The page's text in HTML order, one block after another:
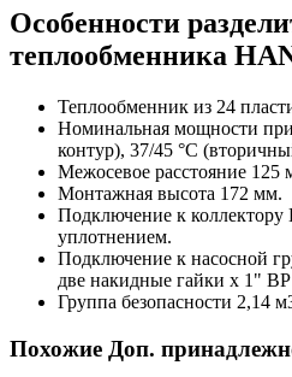
Особенности
теплообменника
Теплообменник из 24
Номинальная мощности
контур), 37/45 °C
Межосевое расстояние 125
Монтажная высота 172 мм.
Подключение к
уплотнением.
Подключение к насосной
две накидные гайки х 1"
Группа безопасности 2,14
Похожие Доп.